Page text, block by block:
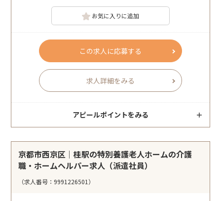
お気に入りに追加
この求人に応募する
求人詳細をみる
アピールポイントをみる
京都市西京区｜桂駅の特別養護老人ホームの介護
職・ホームヘルパー求人（派遣社員）
（求人番号：9991226501）